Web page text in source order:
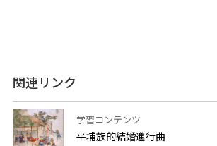
関連リンク
学習コンテンツ
平埔族的結婚進行曲